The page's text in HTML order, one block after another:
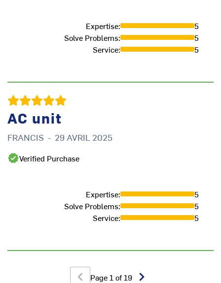
Expertise:
5
Solve Problems:
5
Service: 5
AC unit
FRANCIS - 29 AVRIL 2025
Verified Purchase
Expertise:
5
Solve Problems:
5
Service: 5
Page 1 of 19